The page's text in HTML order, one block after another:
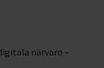
närvaro –